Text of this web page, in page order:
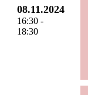
08.11.2024
16:30 -
18:30